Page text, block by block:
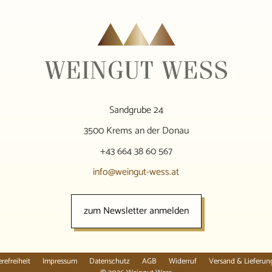
Sandgrube 24
3500 Krems an der Donau
+43 664 38 60 567
info@weingut-wess.at
zum Newsletter anmelden
Impressum Datenschutz AGB Widerruf Versand &